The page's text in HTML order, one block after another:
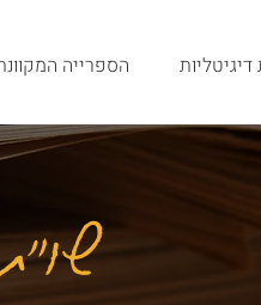
הספרייה
שו"ת
שו"ת